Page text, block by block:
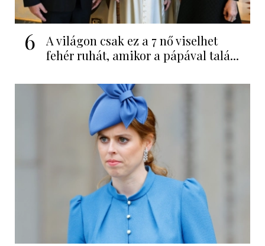
6
A világon csak ez a 7 nő viselhet
fehér ruhát, amikor a pápával talá...